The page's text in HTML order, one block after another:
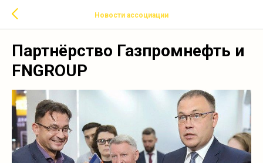
Новости ассоциации
Партнёрство Газпромнефть и
FNGROUP